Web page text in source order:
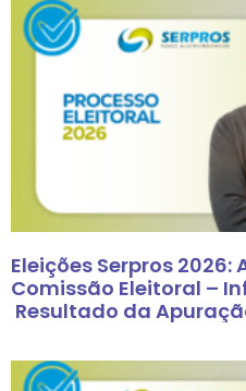
Eleições Serpros 2026:
Comissão Eleitoral –
Resultado da